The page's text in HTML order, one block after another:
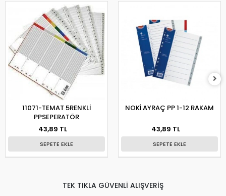
11071-TEMAT 5RENKLİ
PPSEPERATÖR
43,89 TL
SEPETE EKLE
NOKİ AYRAÇ PP 1-12 RAKAM
43,89 TL
SEPETE EKLE
TEK TIKLA GÜVENLİ ALIŞVERİŞ